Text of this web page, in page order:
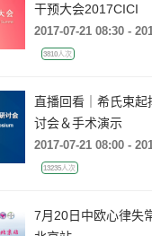
干预大会2017CICI
2017-07-21 08:30 -
3810人次
直播回看｜希氏束起
讨会＆手术演示
2017-07-21 08:00 -
13235人次
7月20日中欧心律失